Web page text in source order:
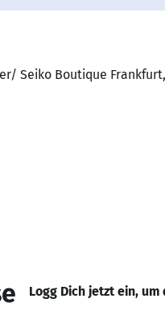
Seiko Boutique
Logg Dich jetzt ein,